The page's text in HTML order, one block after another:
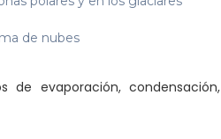
de nubes
de evaporación, condensación,